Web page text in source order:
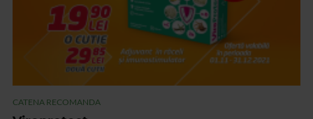
CATENA RECOMANDA